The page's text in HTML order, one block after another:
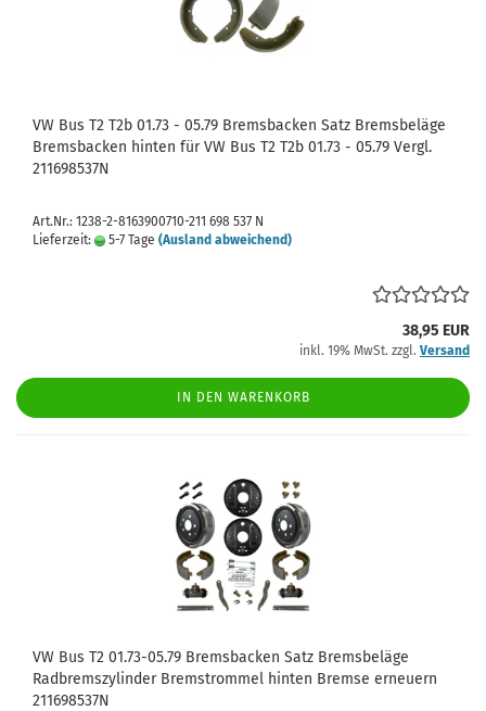
VW Bus T2 T2b 01.73 - 05.79 Bremsbacken Satz Bremsbeläge
Bremsbacken hinten für VW Bus T2 T2b 01.73 - 05.79 Vergl.
211698537N
Art.Nr.: 1238-2-8163900710-211 698 537 N
Lieferzeit:
5-7 Tage (Ausland abweichend)
38,95 EUR
inkl. 19% MwSt. zzgl. Versand
IN DEN WARENKORB
VW Bus T2 01.73-05.79 Bremsbacken Satz Bremsbeläge
Radbremszylinder Bremstrommel hinten Bremse erneuern
211698537N